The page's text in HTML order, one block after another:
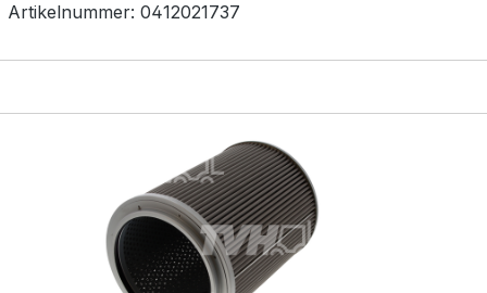
Artikelnummer: 0412021737